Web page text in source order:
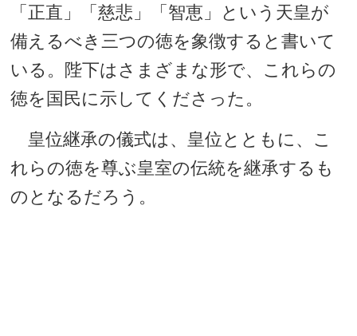
「正直」「慈悲」「智恵」という天皇が
備えるべき三つの徳を象徴すると書いて
いる。陛下はさまざまな形で、これらの
徳を国民に示してくださった。
皇位継承の儀式は、皇位とともに、こ
れらの徳を尊ぶ皇室の伝統を継承するも
のとなるだろう。